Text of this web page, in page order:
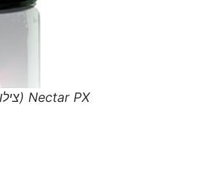
Nectar PX (צילום יח"צ חו"ל)